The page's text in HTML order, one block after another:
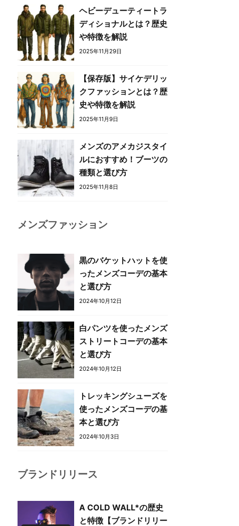
ヘビーデューティートラ
ディショナルとは？歴史
や特徴を解説
2025年11月29日
【保存版】サイケデリッ
クファッションとは？歴
史や特徴を解説
2025年11月9日
メンズのアメカジスタイ
ルにおすすめ！ブーツの
種類と選び方
2025年11月8日
メンズファッション
黒のバケットハットを使
ったメンズコーデの基本
と選び方
2024年10月12日
白パンツを使ったメンズ
ストリートコーデの基本
と選び方
2024年10月12日
トレッキングシューズを
使ったメンズコーデの基
本と選び方
2024年10月3日
ブランドリリース
A COLD WALL*の歴史
と特徴【ブランドリリー